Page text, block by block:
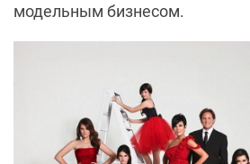
модельным бизнесом.